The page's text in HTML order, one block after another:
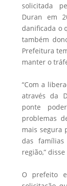
solicitada
Duran em
danificada o
também
Prefeitura
manter o
“Com a
através da
ponte
problemas
mais segura
das famílias
região,”
O prefeito